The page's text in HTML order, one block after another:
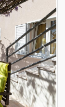
Next